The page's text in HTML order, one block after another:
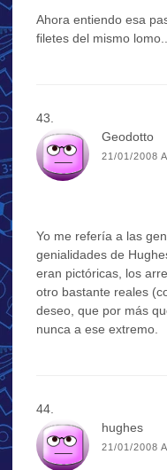
Ahora entiendo esa
filetes del mismo lomo..
Geodotto
21/01/2008
Yo me refería a las
genialidades de
eran pictóricas, los
otro bastante reales
deseo, que por más
nunca a ese extremo.
hughes
21/01/2008